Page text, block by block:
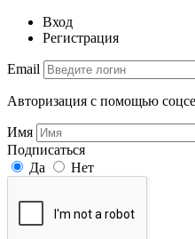
Вход
Регистрация
Email
Авторизация с помощью
Имя
Подписаться
Да
Нет